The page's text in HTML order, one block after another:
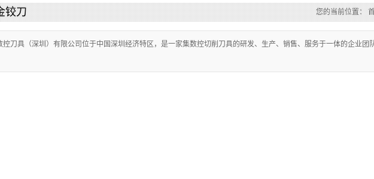
铰刀 您的当前位置：
控刀具（深圳）有限公司位于中国深圳经济特区，是一家集数控切削刀具的研发、生产、销售、服务于一体的企业团